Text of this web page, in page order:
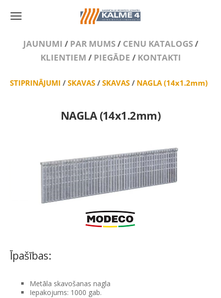
JAUNUMI / PAR MUMS/ CENU KATALOGS/
KLIENTIEM / PIEGĀDE / KONTAKTI
STIPRINĀJUMI / SKAVAS / SKAVAS / NAGLA (14x1.2mm)
NAGLA (14x1.2mm)
Īpašības:
Metāla skavošanas nagla
Iepakojums: 1000 gab.